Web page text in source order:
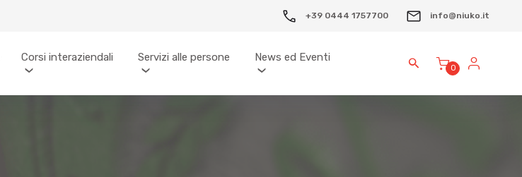
+39 0444 1757700 info@niuko.it
0
Corsi interaziendali Servizi alle persone News ed Eventi